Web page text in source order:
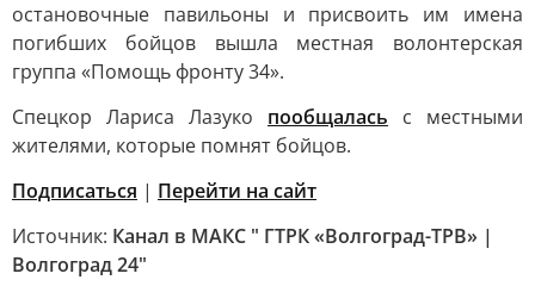
остановочные павильоны и присвоить им имена
погибших бойцов вышла местная волонтерская
группа «Помощь фронту 34».
Спецкор Лариса Лазуко пообщалась с местными
жителями, которые помнят бойцов.
Подписаться | Перейти на сайт
Источник: Канал в МАКС " ГТРК «Волгоград-ТРВ» |
Волгоград 24"